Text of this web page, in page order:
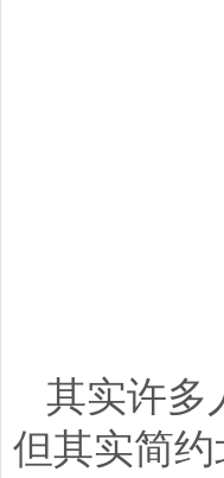
其实许多
但其实简